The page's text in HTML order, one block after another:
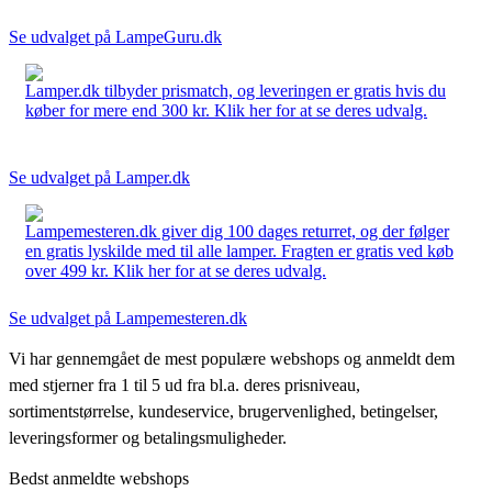
Se udvalget på LampeGuru.dk
Lamper.dk tilbyder prismatch, og leveringen er gratis hvis du
køber for mere end 300 kr. Klik her for at se deres udvalg.
Se udvalget på Lamper.dk
Lampemesteren.dk giver dig 100 dages returret, og der følger
en gratis lyskilde med til alle lamper. Fragten er gratis ved køb
over 499 kr. Klik her for at se deres udvalg.
Se udvalget på Lampemesteren.dk
Vi har gennemgået de mest populære webshops og anmeldt dem
med stjerner fra 1 til 5 ud fra bl.a. deres prisniveau,
sortimentstørrelse, kundeservice, brugervenlighed, betingelser,
leveringsformer og betalingsmuligheder.
Bedst anmeldte webshops